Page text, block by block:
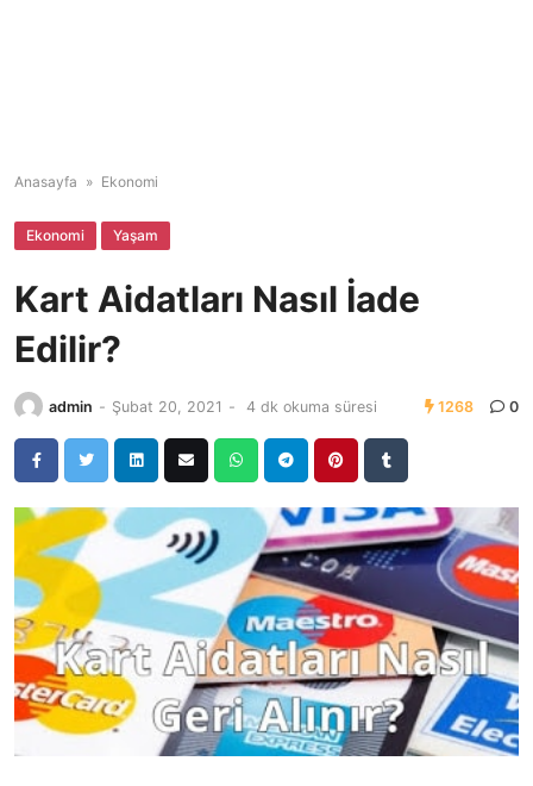
Anasayfa » Ekonomi
Ekonomi Yaşam
Kart Aidatları Nasıl İade
Edilir?
admin - Şubat 20, 2021 - 4 dk okuma süresi 1268 0